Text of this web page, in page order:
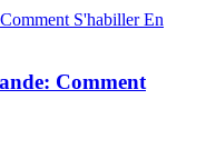
Comment